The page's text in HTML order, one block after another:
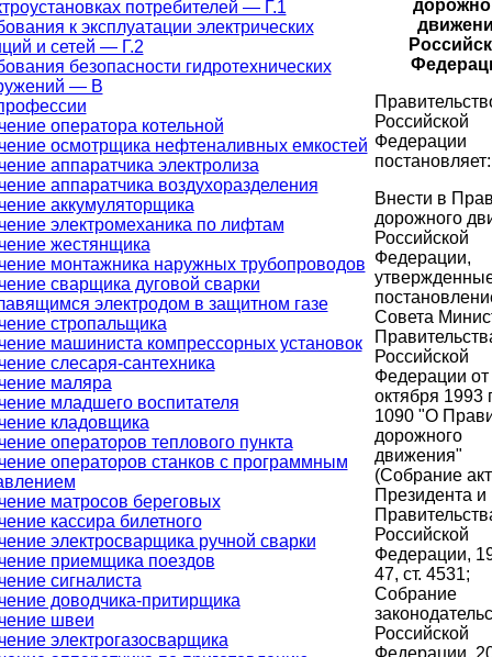
потребителей — Г.1
к эксплуатации электрических
и сетей — Г.2
безопасности гидротехнических
— В
оператора котельной
осмотрщика нефтеналивных емкостей
аппаратчика электролиза
аппаратчика воздухоразделения
аккумуляторщика
электромеханика по лифтам
жестянщика
монтажника наружных трубопроводов
сварщика дуговой сварки
электродом в защитном газе
стропальщика
машиниста компрессорных установок
слесаря-сантехника
маляра
младшего воспитателя
кладовщика
операторов теплового пункта
операторов станков с программным
матросов береговых
кассира билетного
электросварщика ручной сварки
приемщика поездов
сигналиста
доводчика-притирщика
швеи
электрогазосварщика
Российской
Федерации
постановляет:
Внести в
дорожного
Российской
Федерации,
Совета
Российской
Федерации от
октября 1993
1090 "О
дорожного
движения"
(Собрание
Президента и
Российской
Федерации,
47, ст. 4531;
Собрание
Российской
Федерации,